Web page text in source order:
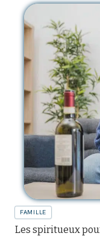
FAMILLE
Les spiritueux